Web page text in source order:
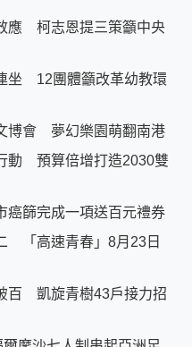
應 柯志恩提三策籲中央
坐 12團體籲改革幼教環
博會 夢幻樂園萌翻南港
動 預算倍增打造2030雙
篩完成一項送百元禮券
「高速青春」8月23日
百 凱旋青樹43戶接力招